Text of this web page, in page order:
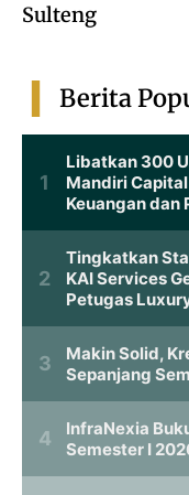
Sulteng
Berita